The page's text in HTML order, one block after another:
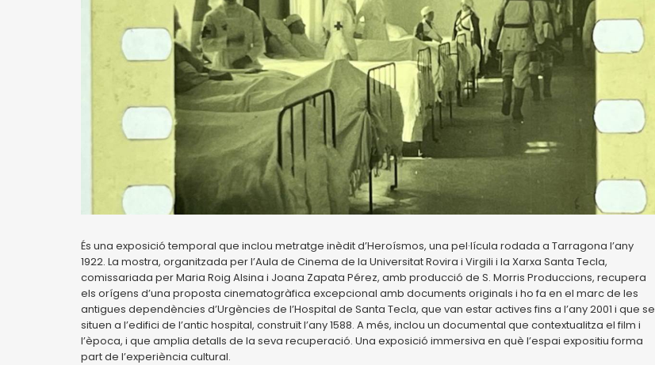
És una exposició temporal que inclou metratge inèdit d’Heroísmos, una pel·lícula rodada a Tarragona l’any
1922. La mostra, organitzada per l’Aula de Cinema de la Universitat Rovira i Virgili i la Xarxa Santa Tecla,
comissariada per Maria Roig Alsina i Joana Zapata Pérez, amb producció de S. Morris Produccions, recupera
els orígens d’una proposta cinematogràfica excepcional amb documents originals i ho fa en el marc de les
antigues dependències d’Urgències de l’Hospital de Santa Tecla, que van estar actives fins a l’any 2001 i que se
situen a l’edifici de l’antic hospital, construït l’any 1588. A més, inclou un documental que contextualitza el film i
l’època, i que amplia detalls de la seva recuperació. Una exposició immersiva en què l’espai expositiu forma
part de l’experiència cultural.